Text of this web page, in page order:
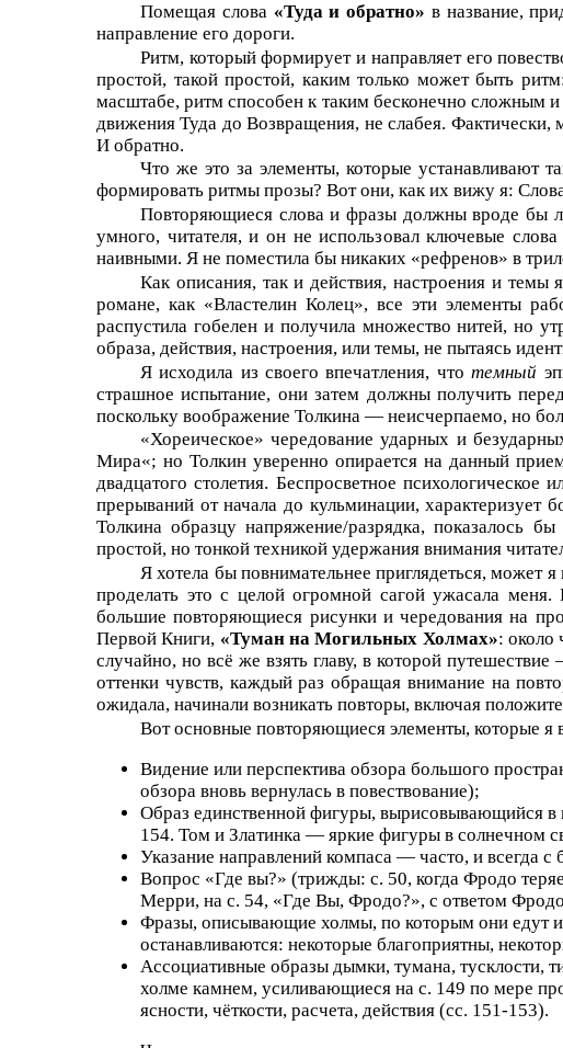
Помещая слова «Туда и обратно» в название,
направление его дороги.
Ритм, который формирует и направляет его
простой, такой простой, каким только может быть
масштабе, ритм способен к таким бесконечно сложным
движения Туда до Возвращения, не слабея. Фактически,
И обратно.
Что же это за элементы, которые устанавливают
формировать ритмы прозы? Вот они, как их вижу я:
Повторяющиеся слова и фразы должны вроде бы
умного, читателя, и он не использовал ключевые
наивными. Я не поместила бы никаких «рефренов» в
Как описания, так и действия, настроения и
романе, как «Властелин Колец», все эти элементы
распустила гобелен и получила множество нитей, но
образа, действия, настроения, или темы, не пытаясь
Я исходила из своего впечатления, чтотемный
страшное испытание, они затем должны получить
поскольку воображение Толкина — неисчерпаемо, но
«Хореическое» чередование ударных и
Мира«; но Толкин уверенно опирается на данный
двадцатого столетия. Беспросветное
прерываний от начала до кульминации,
Толкина образцу напряжение/разрядка, показалось
простой, но тонкой техникой удержания внимания
Я хотела бы повнимательнее приглядеться, может
проделать это с целой огромной сагой ужасала
большие повторяющиеся рисунки и чередования на
Первой Книги, «Туман на Могильных Холмах»: около
случайно, но всё же взять главу, в которой
оттенки чувств, каждый раз обращая внимание на
ожидала, начинали возникать повторы, включая
Вот основные повторяющиеся элементы, которые
Видение или перспектива обзора большого
обзора вновь вернулась в повествование);
Образ единственной фигуры, вырисовывающийся в
154. Том и Златинка — яркие фигуры в солнечном
Указание направлений компаса — часто, и всегда
Вопрос «Где вы?» (трижды: с. 50, когда Фродо
Мерри, на с. 54, «Где Вы, Фродо?», с ответом
Фразы, описывающие холмы, по которым они едут
останавливаются: некоторые благоприятны,
Ассоциативные образы дымки, тумана, тусклости,
холме камнем, усиливающиеся на с. 149 по мере
ясности, чёткости, расчета, действия (сс. 151-153).